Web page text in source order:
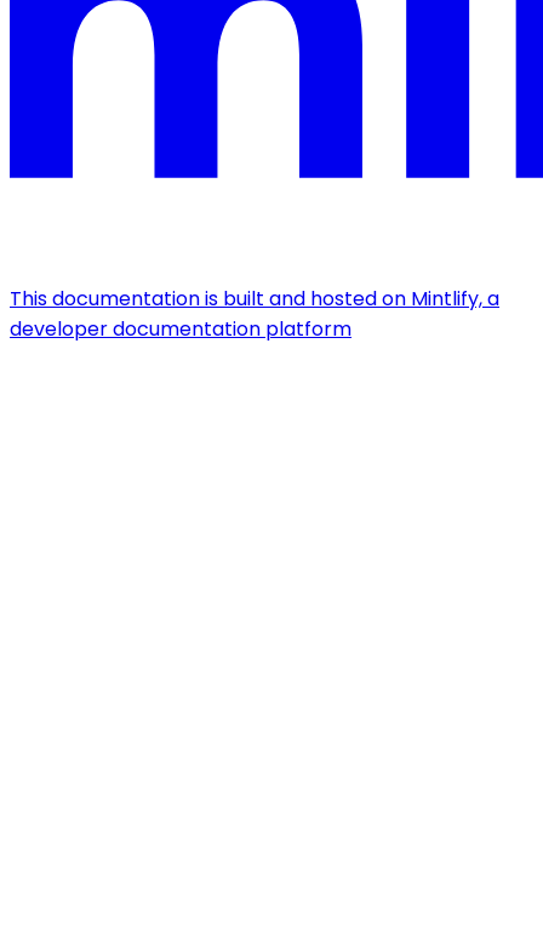
This documentation is built and hosted on Mintlify, a
developer documentation platform